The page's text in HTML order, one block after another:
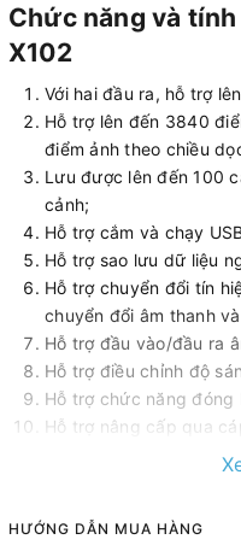
Chức năng và
X102
Với hai đầu ra, hỗ trợ
Hỗ trợ lên đến 3840
điểm ảnh theo chiều
Lưu được lên đến 100
cảnh;
Hỗ trợ cắm và chạy
Hỗ trợ sao lưu dữ liệu
Hỗ trợ chuyển đổi tín
chuyển đổi âm thanh
Hỗ trợ đầu vào/đầu ra
Hỗ trợ điều chỉnh độ
Hỗ trợ chức năng đóng
Hỗ trợ nâng cấp qua
Các đầu vào khác
Cài đặt có thể được
HƯỚNG DẪN MUA HÀNG